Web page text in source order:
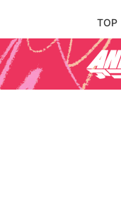
TOP